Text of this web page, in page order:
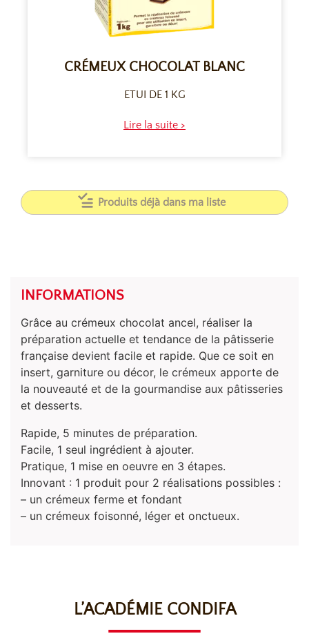
CRÉMEUX CHOCOLAT BLANC
ETUI DE 1 KG
Lire la suite >
Produits déjà dans ma liste
INFORMATIONS
Grâce au crémeux chocolat ancel, réaliser la
préparation actuelle et tendance de la pâtisserie
française devient facile et rapide. Que ce soit en
insert, garniture ou décor, le crémeux apporte de
la nouveauté et de la gourmandise aux pâtisseries
et desserts.
Rapide, 5 minutes de préparation.
Facile, 1 seul ingrédient à ajouter.
Pratique, 1 mise en oeuvre en 3 étapes.
Innovant : 1 produit pour 2 réalisations possibles :
– un crémeux ferme et fondant
– un crémeux foisonné, léger et onctueux.
L’ACADÉMIE CONDIFA